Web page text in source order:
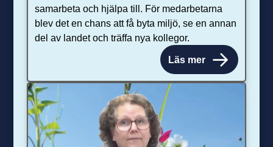
samarbeta och hjälpa till. För medarbetarna
blev det en chans att få byta miljö, se en annan
del av landet och träffa nya kollegor.
Läs mer